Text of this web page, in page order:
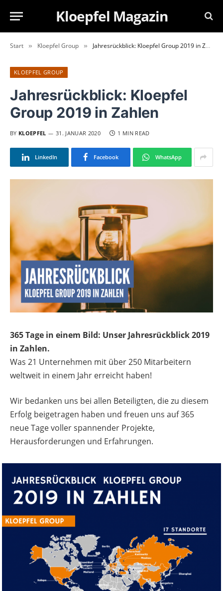
Kloepfel Magazin
Start » Kloepfel Group » Jahresrückblick: Kloepfel Group 2019 in Zahlen
KLOEPFEL GROUP
Jahresrückblick: Kloepfel
Group 2019 in Zahlen
BY KLOEPFEL 31. JANUAR 2020 1 MIN READ
LinkedIn Facebook WhatsApp
365 Tage in einem Bild: Unser Jahresrückblick 2019
in Zahlen.
Was 21 Unternehmen mit über 250 Mitarbeitern
weltweit in einem Jahr erreicht haben!
Wir bedanken uns bei allen Beteiligten, die zu diesem
Erfolg beigetragen haben und freuen uns auf 365
neue Tage voller spannender Projekte,
Herausforderungen und Erfahrungen.